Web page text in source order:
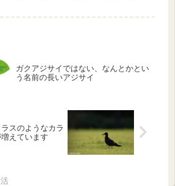
ガクアジサイではない、なんとかとい
う名前の長いアジサイ
スのようなカラ
えています